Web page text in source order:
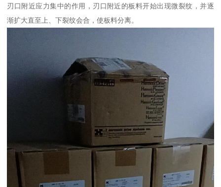
刃口附近应力集中的作用，刃口附近的板料开始出现微裂纹，并逐
渐扩大直至上、下裂纹会合，使板料分离。